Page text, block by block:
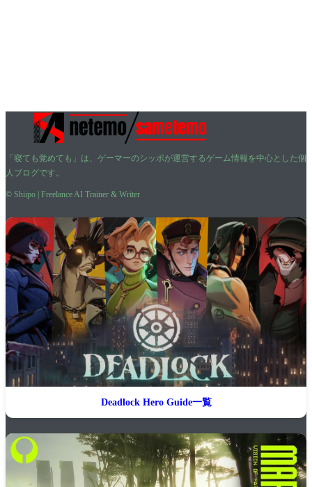
「寝ても覚めても」は、ゲーマーのシッポが運営するゲーム情報を中心とした個
人ブログです。
© Shiipo | Freelance AI Trainer & Writer
Deadlock Hero Guide一覧